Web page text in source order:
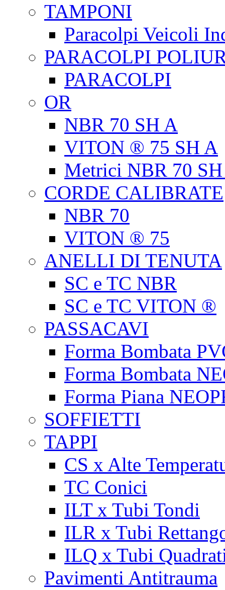
TAMPONI
Paracolpi Veicoli
PARACOLPI
PARACOLPI
OR
NBR 70 SH A
VITON ® 75 SH A
Metrici NBR 70
CORDE CALIBRATE
NBR 70
VITON ® 75
ANELLI DI TENUTA
SC e TC NBR
SC e TC VITON ®
PASSACAVI
Forma Bombata
Forma Bombata
Forma Piana
SOFFIETTI
TAPPI
CS x Alte
TC Conici
ILT x Tubi Tondi
ILR x Tubi
ILQ x Tubi
Pavimenti Antitrauma